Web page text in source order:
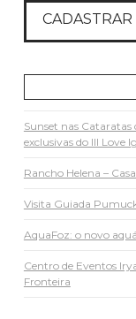
Sunset nas Cataratas
exclusivas do III Love
Rancho Helena –
Visita Guiada
AquaFoz: o novo
Centro de Eventos
Fronteira